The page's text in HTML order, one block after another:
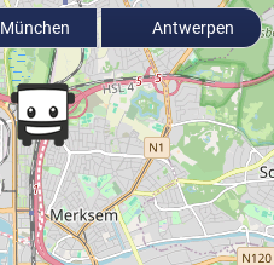
München Antwerpen